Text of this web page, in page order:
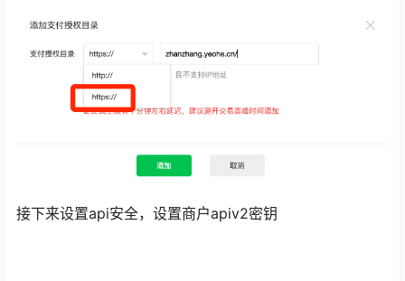
接下来设置api安全，设置商户apiv2密钥